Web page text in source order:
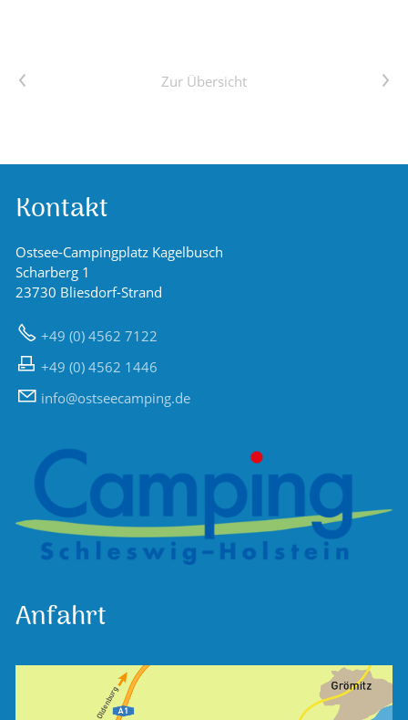
Vorheriger Artikel Zur Übersicht Nächster Artikel
Kontakt
Ostsee-Campingplatz Kagelbusch
Scharberg 1
23730 Bliesdorf-Strand
+49 (0) 4562 7122
+49 (0) 4562 1446
nf
sts c mp ng d
Anfahrt